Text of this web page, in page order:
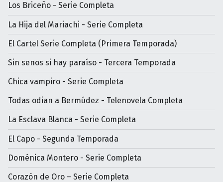
Los Briceño - Serie Completa
La Hija del Mariachi - Serie Completa
El Cartel Serie Completa (Primera Temporada)
Sin senos si hay paraíso - Tercera Temporada
Chica vampiro - Serie Completa
Todas odian a Bermúdez - Telenovela Completa
La Esclava Blanca - Serie Completa
El Capo - Segunda Temporada
Doménica Montero - Serie Completa
Corazón de Oro – Serie Completa